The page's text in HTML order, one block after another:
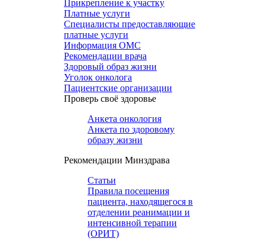
Прикрепление к участку
Платные услуги
Специалисты предоставляющие
платные услуги
Информация ОМС
Рекомендации врача
Здоровый образ жизни
Уголок онколога
Пациентские организации
Проверь своё здоровье
Анкета онкология
Анкета по здоровому
образу жизни
Рекомендации Минздрава
Статьи
Правила посещения
пациента, находящегося в
отделении реанимации и
интенсивной терапии
(ОРИТ)